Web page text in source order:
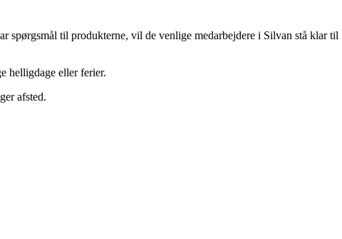
til produkterne, vil de venlige medarbejdere i Silvan stå klar til
helligdage eller ferier.
afsted.